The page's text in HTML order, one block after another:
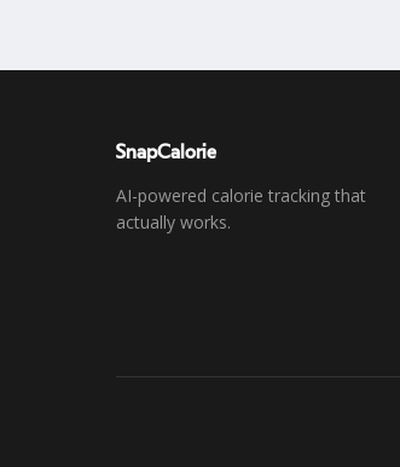
SnapCalorie
AI-powered calorie tracking that
actually works.